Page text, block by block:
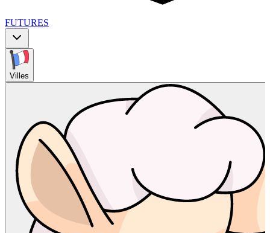
FUTURES
Villes